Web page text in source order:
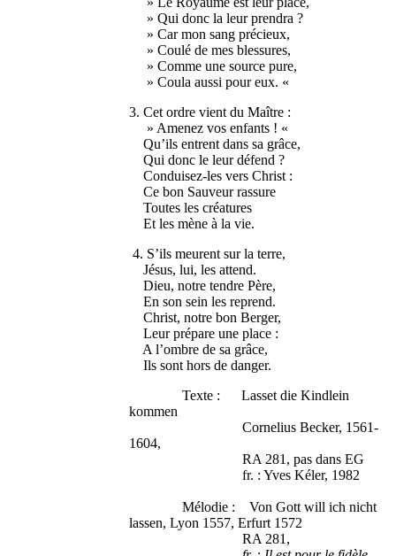
» Qui donc la leur prendra ?
» Car mon sang précieux,
» Coulé de mes blessures,
» Comme une source pure,
» Coula aussi pour eux. «
3. Cet ordre vient du Maître :
» Amenez vos enfants ! «
Qu’ils entrent dans sa grâce,
Qui donc le leur défend ?
Conduisez-les vers Christ :
Ce bon Sauveur rassure
Toutes les créatures
Et les mène à la vie.
4. S’ils meurent sur la terre,
Jésus, lui, les attend.
Dieu, notre tendre Père,
En son sein les reprend.
Christ, notre bon Berger,
Leur prépare une place :
A l’ombre de sa grâce,
Ils sont hors de danger.
Texte : Lasset die Kindlein
kommen
Cornelius Becker, 1561-
1604,
RA 281, pas dans EG
fr. : Yves Kéler, 1982
Mélodie : Von Gott will ich nicht
lassen, Lyon 1557, Erfurt 1572
RA 281,